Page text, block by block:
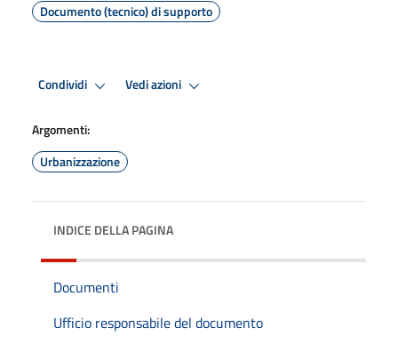
Documento (tecnico) di supporto
Condividi Vedi azioni
Argomenti:
Urbanizzazione
INDICE DELLA PAGINA
Documenti
Ufficio responsabile del documento